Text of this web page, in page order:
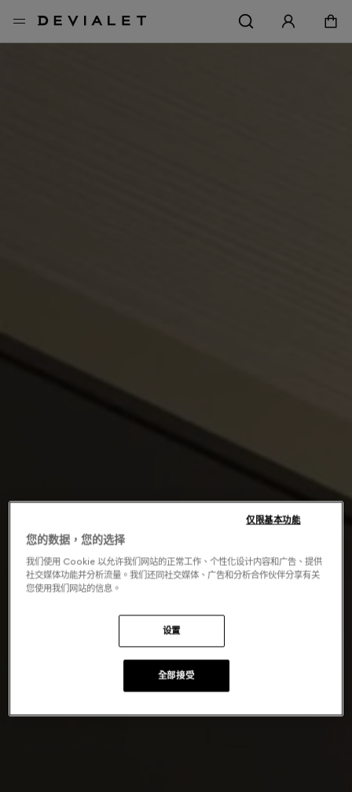
您的数据，您的选择
我们使用 Cookie 以允许我们网站的正常工作、个性化设计内容和广告、提供
社交媒体功能并分析流量。我们还同社交媒体、广告和分析合作伙伴分享有关
您使用我们网站的信息。
设置
仅限基本功能
全部接受